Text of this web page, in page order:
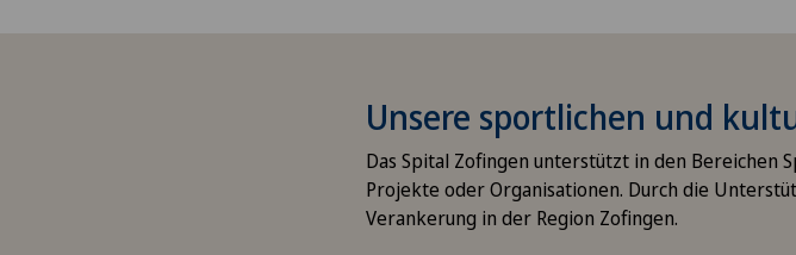
Unsere sportlichen und
Das Spital Zofingen unterstützt in den Bereichen
Projekte oder Organisationen. Durch die
Verankerung in der Region Zofingen.